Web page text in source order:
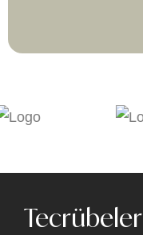
Tecrübeler